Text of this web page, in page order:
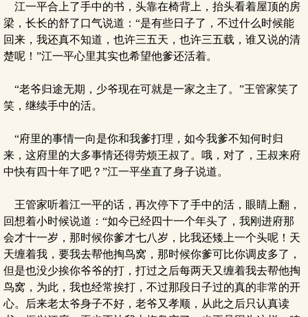
江一平合上了手中的书，头靠在椅背上，抬头看着屋顶的房
梁，长长的舒了口气说道：“是有些日子了，不过什么时候能
回来，我还真不知道，也许三五天，也许三五载，谁又说的清
楚呢！”江一平心里其实也希望他爹还活着。
“老爷归途无期，少爷现在可就是一家之主了。”王管家笑了
笑，继续手中的活。
“府里的事情一向是你和我爹打理，如今我爹不知何时归
来，这府里的大多事情还得劳烦王叔了。哦，对了，王叔来府
中快有四十年了吧？”江一平坐直了身子说道。
王管家听着江一平的话，再次停下了手中的活，眼睛上翻，
回想着小时候说道：“如今已经四十一个年头了，我刚进府那
会才十一岁，那时候你爹才七八岁，比我还矮上一个头呢！天
天缠着我，要我去帮他掏鸟窝，那时候你爹可比你调皮多了，
但是也没少挨你爷爷的打，打过之后每两天又缠着我去帮他掏
鸟窝，为此，我也经常挨打，不过那段日子过的真的非常的开
心。后来老太爷身子不好，老爷又孝顺，从此之后只认真读